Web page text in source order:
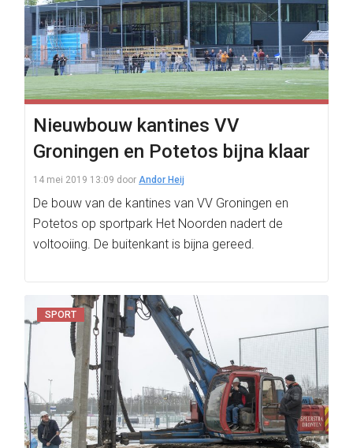
Nieuwbouw kantines VV
Groningen en Potetos bijna klaar
14 mei 2019 13:09 door Andor Heij
De bouw van de kantines van VV Groningen en
Potetos op sportpark Het Noorden nadert de
voltooiing. De buitenkant is bijna gereed.
SPORT